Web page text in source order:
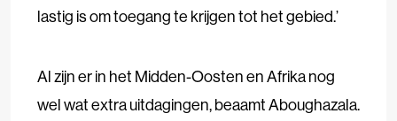
lastig is om toegang te krijgen tot het gebied.’
Al zijn er in het Midden-Oosten en Afrika nog
wel wat extra uitdagingen, beaamt Aboughazala.